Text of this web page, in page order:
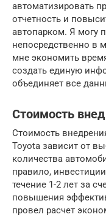
автоматизировать
отчетность и
автопарком. Я могу
непосредственно в
мне экономить
создать единую
объединяет все
Стоимость
Стоимость
Toyota зависит от
количества
правило,
течение 1-2 лет за
повышения
провел расчет